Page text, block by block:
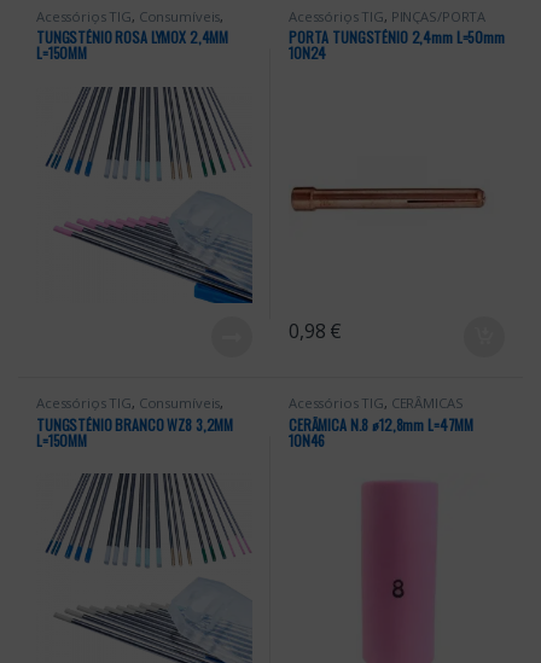
Acessórios TIG, Consumíveis,
TUNGSTÉNIOS
TUNGSTÉNIO ROSA LYMOX 2,4MM
L=150MM
Acessórios TIG, PINÇAS/PORTA
TUNGSTÉNIOS
PORTA TUNGSTÉNIO 2,4mm L=50mm
10N24
0,98 €
Acessórios TIG, Consumíveis,
TUNGSTÉNIOS
TUNGSTÉNIO BRANCO WZ8 3,2MM
L=150MM
Acessórios TIG, CERÂMICAS
CERÂMICA N.8 ꬾ12,8mm L=47MM
10N46